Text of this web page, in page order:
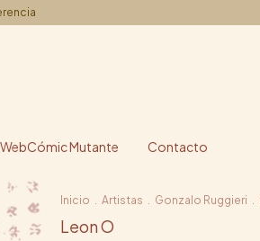
WebCómic Mutante Contacto
Inicio . Artistas . Gonzalo Ruggieri .
Leon O